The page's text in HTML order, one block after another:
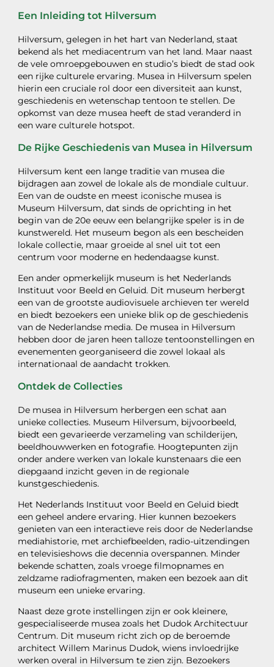
Een Inleiding tot Hilversum
Hilversum, gelegen in het hart van Nederland, staat
bekend als het mediacentrum van het land. Maar naast
de vele omroepgebouwen en studio’s biedt de stad ook
een rijke culturele ervaring. Musea in Hilversum spelen
hierin een cruciale rol door een diversiteit aan kunst,
geschiedenis en wetenschap tentoon te stellen. De
opkomst van deze musea heeft de stad veranderd in
een ware culturele hotspot.
De Rijke Geschiedenis van Musea in Hilversum
Hilversum kent een lange traditie van musea die
bijdragen aan zowel de lokale als de mondiale cultuur.
Een van de oudste en meest iconische musea is
Museum Hilversum, dat sinds de oprichting in het
begin van de 20e eeuw een belangrijke speler is in de
kunstwereld. Het museum begon als een bescheiden
lokale collectie, maar groeide al snel uit tot een
centrum voor moderne en hedendaagse kunst.
Een ander opmerkelijk museum is het Nederlands
Instituut voor Beeld en Geluid. Dit museum herbergt
een van de grootste audiovisuele archieven ter wereld
en biedt bezoekers een unieke blik op de geschiedenis
van de Nederlandse media. De musea in Hilversum
hebben door de jaren heen talloze tentoonstellingen en
evenementen georganiseerd die zowel lokaal als
internationaal de aandacht trokken.
Ontdek de Collecties
De musea in Hilversum herbergen een schat aan
unieke collecties. Museum Hilversum, bijvoorbeeld,
biedt een gevarieerde verzameling van schilderijen,
beeldhouwwerken en fotografie. Hoogtepunten zijn
onder andere werken van lokale kunstenaars die een
diepgaand inzicht geven in de regionale
kunstgeschiedenis.
Het Nederlands Instituut voor Beeld en Geluid biedt
een geheel andere ervaring. Hier kunnen bezoekers
genieten van een interactieve reis door de Nederlandse
mediahistorie, met archiefbeelden, radio-uitzendingen
en televisieshows die decennia overspannen. Minder
bekende schatten, zoals vroege filmopnames en
zeldzame radiofragmenten, maken een bezoek aan dit
museum een unieke ervaring.
Naast deze grote instellingen zijn er ook kleinere,
gespecialiseerde musea zoals het Dudok Architectuur
Centrum. Dit museum richt zich op de beroemde
architect Willem Marinus Dudok, wiens invloedrijke
werken overal in Hilversum te zien zijn. Bezoekers